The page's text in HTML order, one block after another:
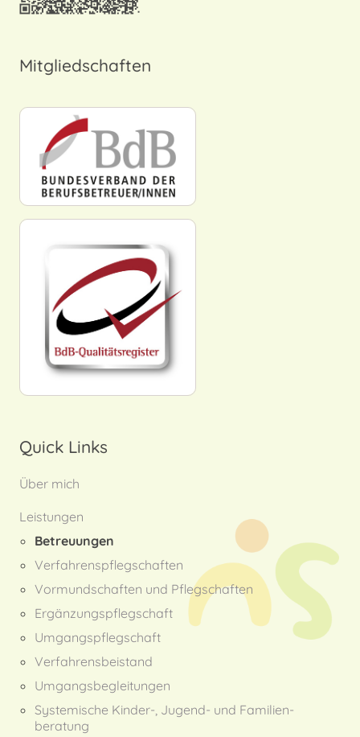
Mitgliedschaften
Quick Links
Über mich
Leistungen
Betreuungen
Verfahrens­pflegschaften
Vormund­schaften und Pflegschaften
Ergänzungs­pflegschaft
Umgangs­pflegschaft
Verfahrens­beistand
Umgangs­begleitungen
Systemische Kinder-, Jugend- und Familien­
beratung